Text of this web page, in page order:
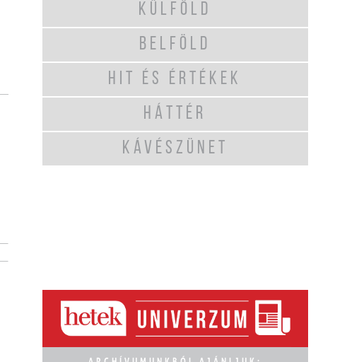
KÜLFÖLD
BELFÖLD
HIT ÉS ÉRTÉKEK
HÁTTÉR
KÁVÉSZÜNET